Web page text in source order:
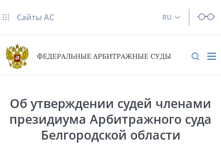
RU
Сайты AC
ФЕДЕРАЛЬНЫЕ АРБИТРАЖНЫЕ СУДЫ
Об утверждении судей членами
президиума Арбитражного суда
Белгородской области